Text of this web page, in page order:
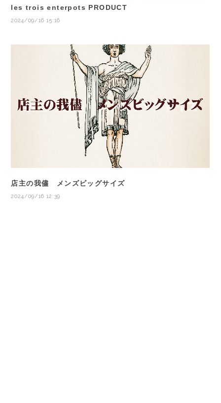
les trois enterpots PRODUCT
2024/09/16 15:16
店主の我儘 メンズビッグサイズ
2024/09/16 12:39